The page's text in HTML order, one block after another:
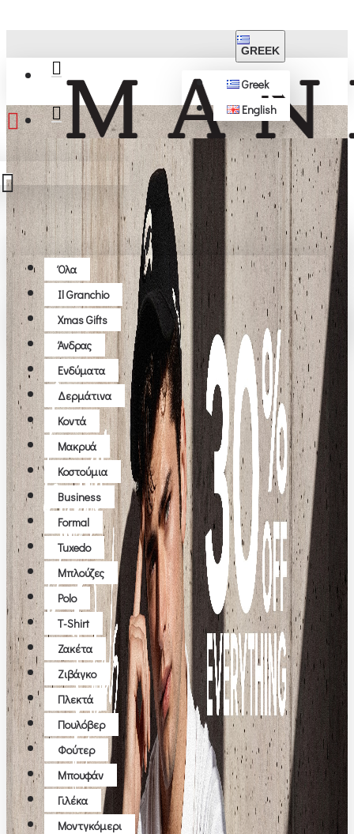
ΔΩΡΕΆΝ ΜΕΤΑΦΟΡΙΚΆ ΆΝΩ ΤΩΝ 50€
GREEK
Greek
English
Όλα
Όλα
Il Granchio
Xmas Gifts
Άνδρας
Ενδύματα
Δερμάτινα
Κοντά
Μακρυά
Κοστούμια
Business
Formal
Tuxedo
Μπλούζες
Polo
T-Shirt
Ζακέτα
Ζιβάγκο
Πλεκτά
Πουλόβερ
Φούτερ
Μπουφάν
Γιλέκα
Μοντγκόμερι
Το καλάθι αγορών είναι άδειο!